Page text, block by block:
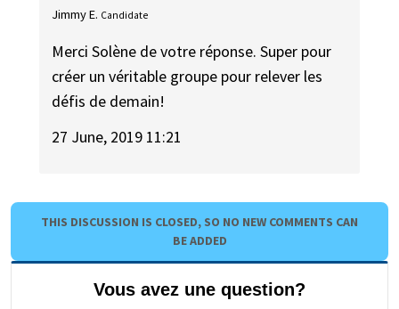
Jimmy E. Candidate
Merci Solène de votre réponse. Super pour
créer un véritable groupe pour relever les
défis de demain!
27 June, 2019 11:21
THIS DISCUSSION IS CLOSED, SO NO NEW COMMENTS CAN
BE ADDED
Vous avez une question?